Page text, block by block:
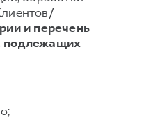
и перечень
подлежащих